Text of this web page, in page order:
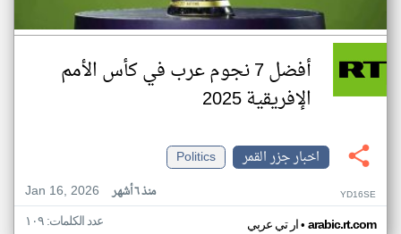
أفضل 7 نجوم عرب في كأس الأمم
الإفريقية 2025
اخبار جزر القمر
Politics
Jan 16, 2026
منذ ٦ أشهر YD16SE
ار تي عربي• arabic.rt.com عدد الكلمات: ١٠٩